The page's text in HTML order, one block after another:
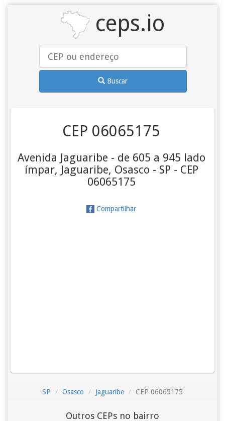
ceps.io
Buscar
CEP 06065175
Avenida Jaguaribe - de 605 a 945 lado
ímpar, Jaguaribe, Osasco - SP - CEP
06065175
Compartilhar
SP Osasco Jaguaribe CEP 06065175
Outros CEPs no bairro